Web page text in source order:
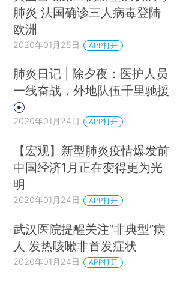
肺炎 法国确诊三人病毒登陆
欧洲
2020年01月25日 APP打开
肺炎日记 | 除夕夜：医护人员
一线奋战，外地队伍千里驰援
2020年01月24日 APP打开
【宏观】新型肺炎疫情爆发前
中国经济1月正在变得更为光
明
2020年01月24日 APP打开
武汉医院提醒关注“非典型”病
人 发热咳嗽非首发症状
2020年01月24日 APP打开